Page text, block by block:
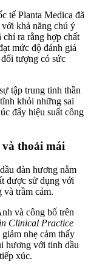
tế Planta Medica đã
khả năng chú ý
ra rằng hợp chất
mức độ đánh giá
tượng có sức
tập trung tinh thần
khỏi những sai
đẩy hiệu suất công
thoải mái
đàn hương nằm
được sử dụng với
và trầm cảm.
và công bố trên
Clinical Practice
nhẹ cảm thấy
hương với tinh dầu
xúc.